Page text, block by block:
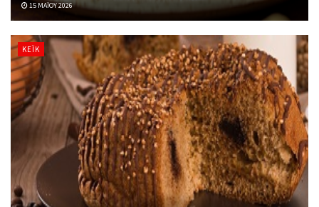
15 ΜΑΪ́ΟΥ 2026
ΚΈΙΚ